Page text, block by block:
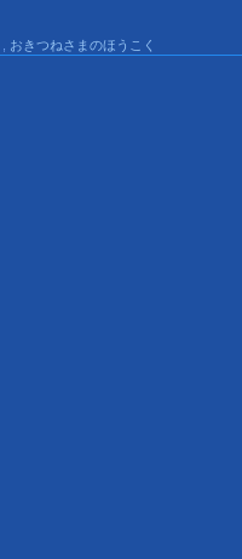
おきつねさまのほうこく